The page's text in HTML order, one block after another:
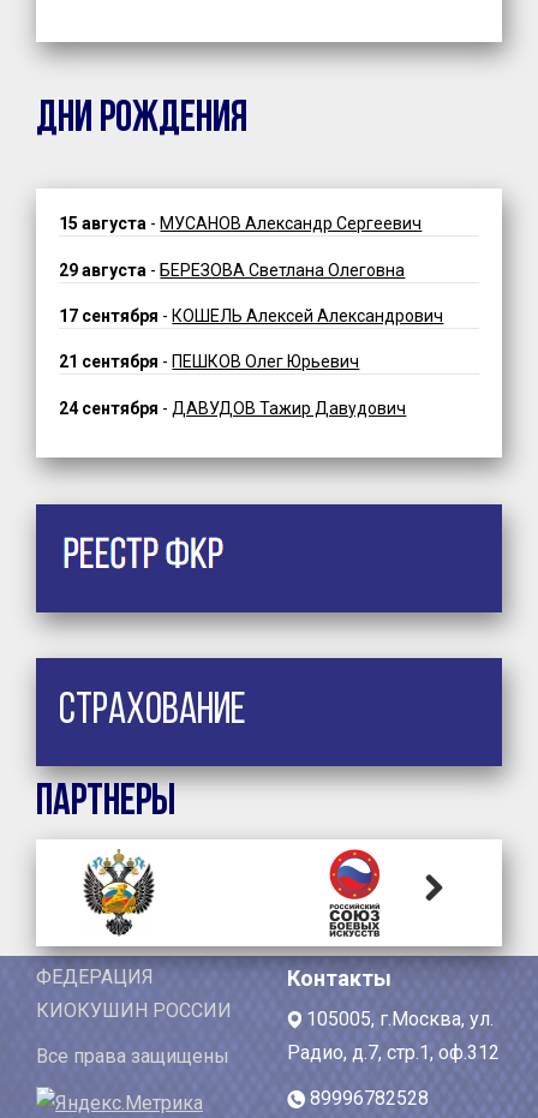
ДНИ РОЖДЕНИЯ
15 августа - МУСАНОВ Александр Сергеевич
29 августа -БЕРЕЗОВА Светлана Олеговна
17 сентября - КОШЕЛЬ Алексей Александрович
21 сентября - ПЕШКОВ Олег Юрьевич
24 сентября - ДАВУДОВ Тажир Давудович
Страхование
Партнеры
ФЕДЕРАЦИЯ
КИОКУШИН РОССИИ
Все права защищены
Контакты
105005, г.Москва, ул.
Радио, д.7, стр.1, оф.312
89996782528